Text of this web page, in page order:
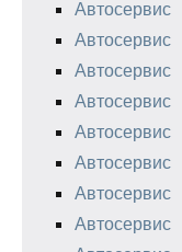
Автосервис
Автосервис
Автосервис
Автосервис
Автосервис
Автосервис
Автосервис
Автосервис